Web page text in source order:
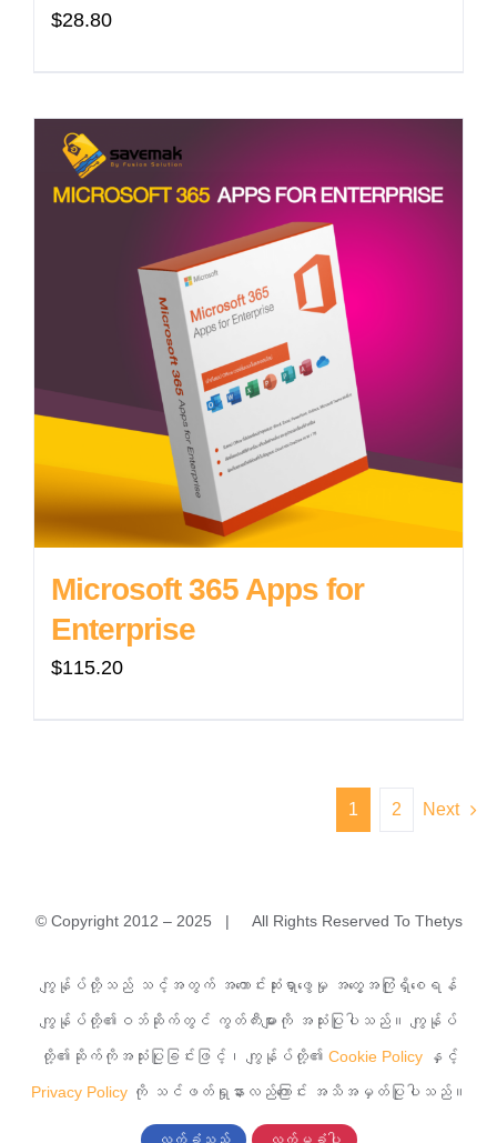
ကျွန်ုပ်တို့သည် သင့်အတွက် အကောင်းဆုံးရှာဖွေမှု အတွေ့အကြုံရှိစေရန်
ကျွန်ုပ်တို့၏ဝဘ်ဆိုက်တွင် ကွတ်ကီးများကို အသုံးပြုပါသည်။ ကျွန်ုပ်
တို့၏ဆိုက်ကိုအသုံးပြုခြင်းဖြင့်၊ ကျွန်ုပ်တို့၏ Cookie Policyနှင့်
Privacy Policyကို သင်ဖတ်ရှုနားလည်ကြောင်း အသိအမှတ်ပြုပါသည်။
$28.80
Microsoft 365 Apps for
Enterprise
$115.20
1 2 Next
© Copyright 2012 – 2025 | All Rights Reserved To Thetys
၀၉ ၇၆၈၂၄၂၇၇၇